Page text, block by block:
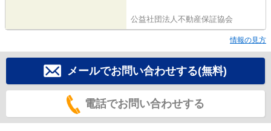
公益社団法人不動産保証協会
情報の見方
メールでお問い合わせする(無料)
電話でお問い合わせする